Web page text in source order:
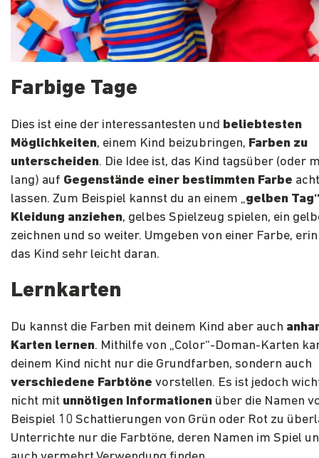
Farbige Tage
Dies ist eine der interessantesten und beliebtesten
Möglichkeiten, einem Kind beizubringen, Farben zu
unterscheiden. Die Idee ist, das Kind tagsüber (oder
lang) auf Gegenstände einer bestimmten Farbe
lassen. Zum Beispiel kannst du an einem „gelben Tag“
Kleidung anziehen, gelbes Spielzeug spielen, ein
zeichnen und so weiter. Umgeben von einer Farbe,
das Kind sehr leicht daran.
Lernkarten
Du kannst die Farben mit deinem Kind aber auch
Karten lernen. Mithilfe von „Color“-Doman-Karten
deinem Kind nicht nur die Grundfarben, sondern auch
verschiedene Farbtöne vorstellen. Es ist jedoch
nicht mit unnötigen Informationen über die Namen
Beispiel 10 Schattierungen von Grün oder Rot zu
Unterrichte nur die Farbtöne, deren Namen im Spiel